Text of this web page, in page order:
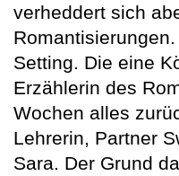
verheddert sich
Setting. Die eine
Erzählerin des
Wochen alles
Lehrerin, Partner
Sara. Der Grund